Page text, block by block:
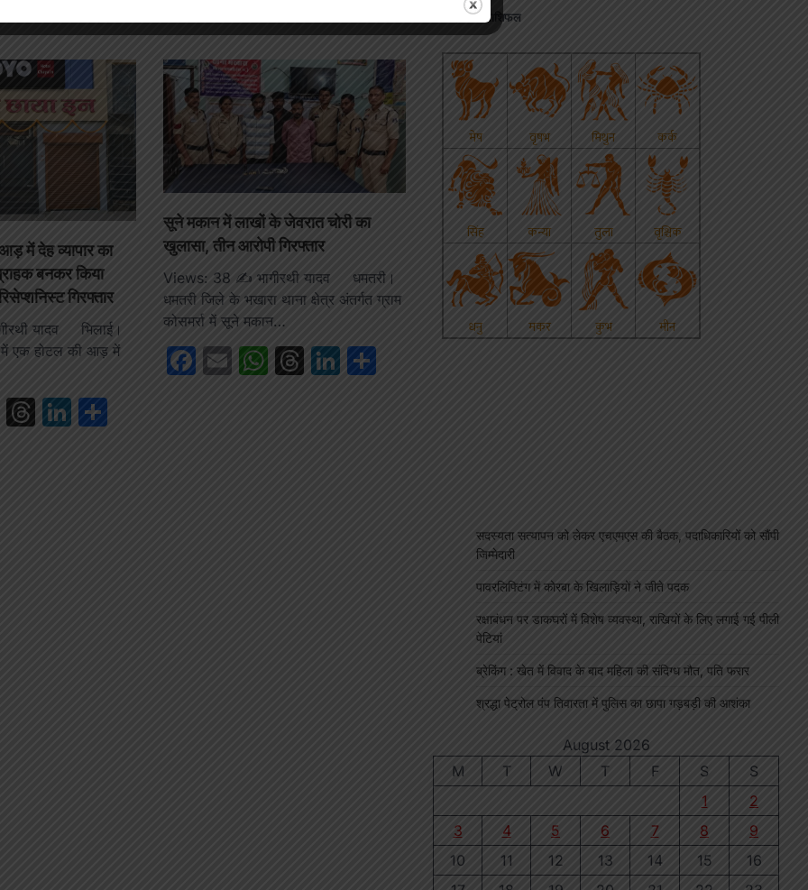
में देह व्यापार का
बनकर किया
गिरफ्तार
यादव भिलाई।
में एक होटल की आड़ में
WhatsApp
Threads
LinkedIn
सूने मकान में लाखों के जेवरात चोरी का
खुलासा, तीन आरोपी गिरफ्तार
Views: 38 ✍️ भागीरथी यादव धमतरी।
धमतरी जिले के भखारा थाना क्षेत्र अंतर्गत ग्राम
कोसमर्रा में सूने मकान…
Facebook
EmailWhatsApp
Threads
LinkedIn
जानिए अपना राशिफल
सदस्यता सत्यापन को लेकर एचएमएस की बैठक, पदाधिकारियों को सौंपी
जिम्मेदारी
पावरलिफ्टिंग में कोरबा के खिलाड़ियों ने जीते पदक
रक्षाबंधन पर डाकघरों में विशेष व्यवस्था, राखियों के लिए लगाई गई पीली
पेटियां
ब्रेकिंग : खेत में विवाद के बाद महिला की संदिग्ध मौत, पति फरार
श्रद्धा पेट्रोल पंप तिवारता में पुलिस का छापा गड़बड़ी की आशंका
August 2026
M
T W T F S
S
1
2
3
4 5 6 7 8
9
10
11 12 13 14 15
16